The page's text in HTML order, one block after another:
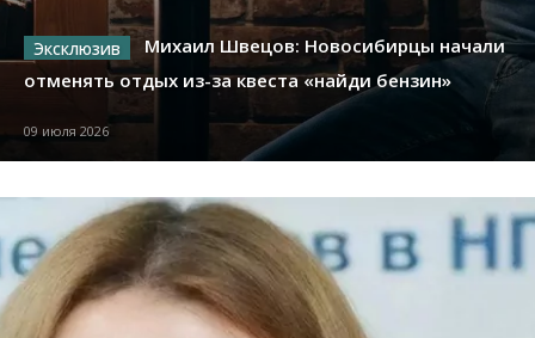
Михаил Швецов: Новосибирцы начали
отменять отдых из-за квеста «найди бензин»
09 июля 2026